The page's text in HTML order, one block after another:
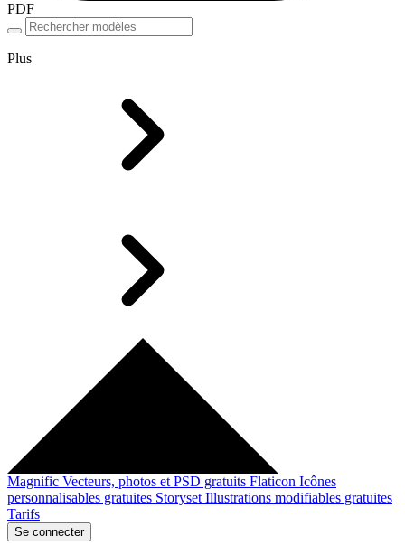
PDF
Plus
Magnific Vecteurs, photos et PSD gratuits Flaticon Icônes
personnalisables gratuites Storyset Illustrations modifiables gratuites
Tarifs
Se connecter